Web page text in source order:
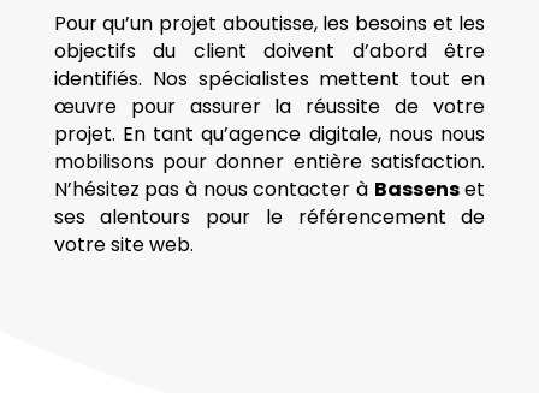
Pour qu’un projet aboutisse, les besoins et les
objectifs du client doivent d’abord être
identifiés. Nos spécialistes mettent tout en
œuvre pour assurer la réussite de votre
projet. En tant qu’agence digitale, nous nous
mobilisons pour donner entière satisfaction.
N’hésitez pas à nous contacter à Bassenset
ses alentours pour le référencement de
votre site web.